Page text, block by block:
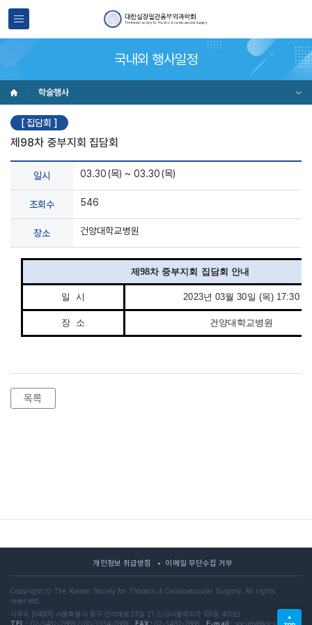
국내외 행사일정
학술행사
[ 집담회 ]
제98차 중부지회 집담회
일시 03.30(목) ~ 03.30(목)
조회수 546
장소 건양대학교병원
제98차 중부지회 집담회 안내
일 시 2023년 03월 30일 (목) 17:30
장 소 건양대학교병원
목록
개인정보 취급방침 이메일 무단수집 거부
Copyright ⓒ The Korean Society for Thoracic & Cardiovascular Surgery. All rights
reserved.
사무국 [04501] 서울특별시 중구 만리재로33길 21 (LIG서울역리가 101동 401호)